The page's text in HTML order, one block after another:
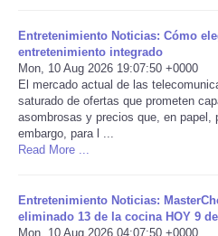
USA
World
NOTICIAS
America Latina
Entretenimiento Noticias: Cómo
entretenimiento integrado
Mon, 10 Aug 2026 19:07:50 +0000
El mercado actual de las
saturado de ofertas que prometen
asombrosas y precios que, en papel,
embargo, para l ...
Read More ...
Entretenimiento Noticias:
eliminado 13 de la cocina HOY 9
Mon, 10 Aug 2026 04:07:50 +0000